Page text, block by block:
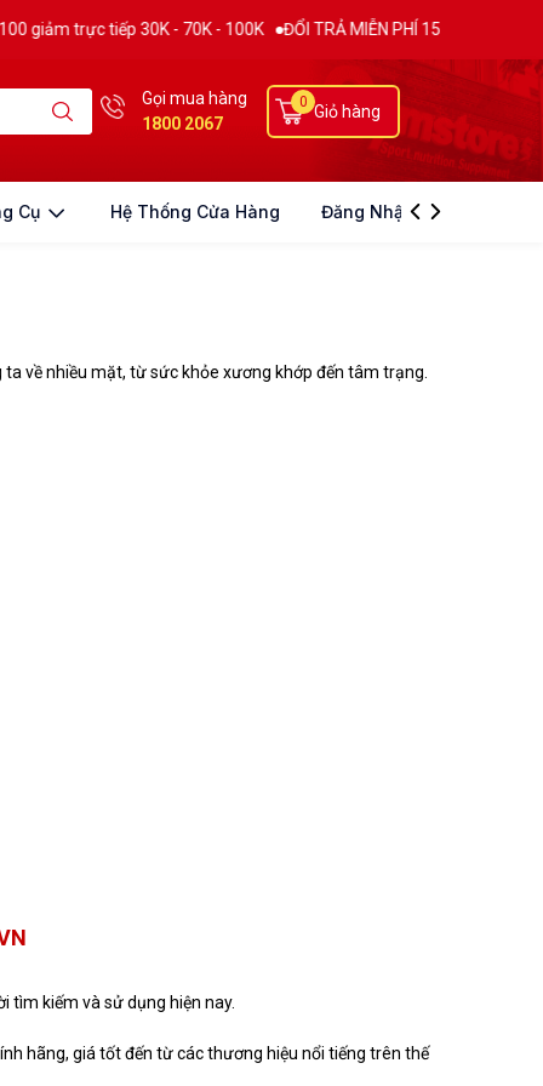
trực tiếp 30K - 70K - 100K ĐỔI TRẢ MIỄN PHÍ 15 NGÀY
Gọi mua hàng
1800 2067
Giỏ hàng
0
Cụ Hệ Thống Cửa Hàng Đăng Nhập
về nhiều mặt, từ sức khỏe xương khớp đến tâm trạng.
kiếm và sử dụng hiện nay.
hãng, giá tốt đến từ các thương hiệu nổi tiếng trên thế